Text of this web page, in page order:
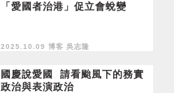
「愛國者治港」促立會蛻變
2025.10.09 博客 吳志隆
國慶說愛國 請看颱風下的務實
政治與表演政治